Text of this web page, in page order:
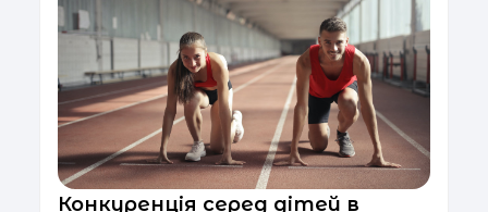
Конкуренція серед дітей в